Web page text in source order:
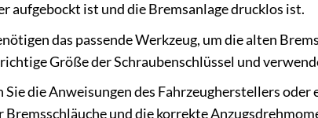
aufgebockt ist und die Bremsanlage drucklos ist.
das passende Werkzeug, um die alten
Größe der Schraubenschlüssel und
Sie die Anweisungen des Fahrzeugherstellers
und die korrekte